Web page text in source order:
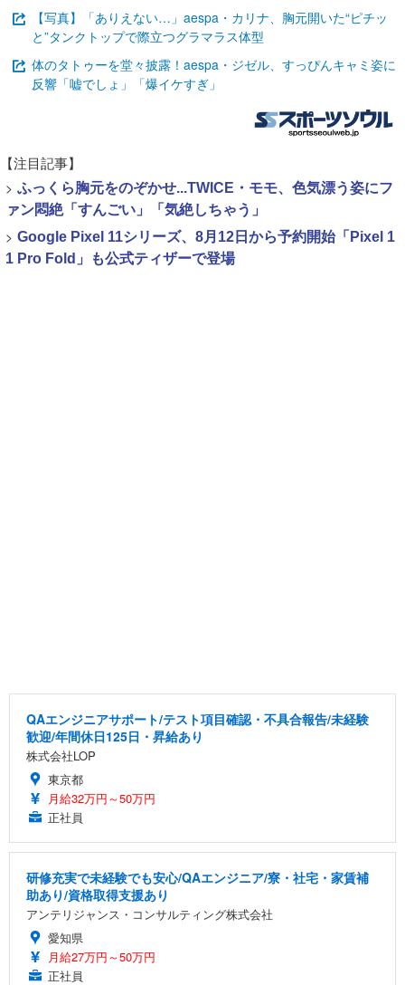
【写真】「ありえない…」aespa・カリナ、胸元開いた“ピチッ
と”タンクトップで際立つグラマラス体型
体のタトゥーを堂々披露！aespa・ジゼル、すっぴんキャミ姿に
反響「嘘でしょ」「爆イケすぎ」
【注目記事】
> ふっくら胸元をのぞかせ...TWICE・モモ、色気漂う姿にフ
ァン悶絶「すんごい」「気絶しちゃう」
> Google Pixel 11シリーズ、8月12日から予約開始「Pixel 1
1 Pro Fold」も公式ティザーで登場
QAエンジニアサポート/テスト項目確認・不具合報告/未経験
歓迎/年間休日125日・昇給あり
株式会社LOP
東京都
月給32万円～50万円
正社員
研修充実で未経験でも安心/QAエンジニア/寮・社宅・家賃補
助あり/資格取得支援あり
アンテリジャンス・コンサルティング株式会社
愛知県
月給27万円～50万円
正社員